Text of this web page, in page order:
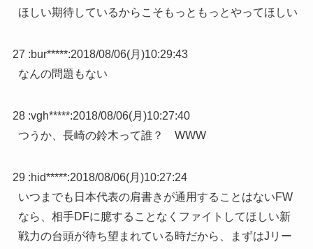
ほしい期待しているからこそもっともっとやってほしい
27 :bur*****:2018/08/06(月)10:29:43
なんの問題もない
28 :vgh*****:2018/08/06(月)10:27:40
つうか、長崎の鈴木って誰？ WWW
29 :hid*****:2018/08/06(月)10:27:24
いつまでも日本代表の肩書きが通用することはないFW
なら、相手DFに臆することなくファイトしてほしい新
戦力の台頭が待ち望まれている時だから、まずはJリー